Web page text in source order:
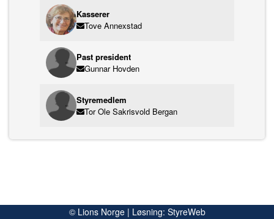
Kasserer
Tove Annexstad
Past president
Gunnar Hovden
Styremedlem
Tor Ole Sakrisvold Bergan
© Lions Norge | Løsning: StyreWeb